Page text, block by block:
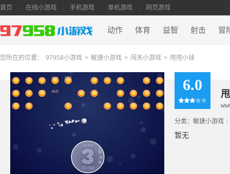
首页 在线小游戏 手机游戏 单机游戏 网页游戏
动作 体育 益智 射击 冒
您所在的位置： 97958小游戏 > 敏捷小游戏 > 闯关小游戏 > 甩甩小球
6.0
分类： 敏捷小游戏
暂无